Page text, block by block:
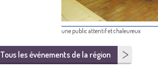
une public attentif et chaleureux
Tous les événements de la région